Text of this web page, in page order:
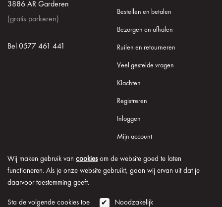
Wij maken gebruik van cookiesom de website goed te laten
functioneren. Als je onze website gebruikt, gaan wij ervan uit dat je
daarvoor toestemming geeft.
Sta de volgende cookies toe Noodzakelijk
3886 AR Garderen
(gratis parkeren)
Bel 0577 461 441
Bestellen en betalen
Bezorgen en afhalen
Ruilen en retourneren
Veel gestelde vragen
Klachten
Registreren
Inloggen
Mijn account
© 2026 Onder de Lindeboom